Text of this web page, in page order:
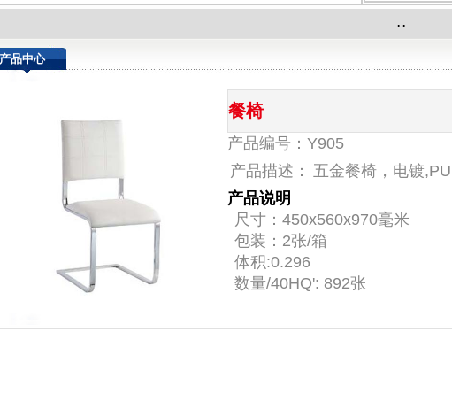
.
品中心
餐椅
产品编号：Y905
产品描述：
五金餐椅，电镀,PU
产品说明
尺寸：450x560x970毫米
包装：2张/箱
体积:0.296
数量/40HQ': 892张